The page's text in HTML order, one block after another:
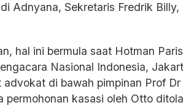
Adnyana, Sekretaris Fredrik Billy,
hal ini bermula saat Hotman
Nasional Indonesia,
di bawah pimpinan Prof
kasasi oleh Otto